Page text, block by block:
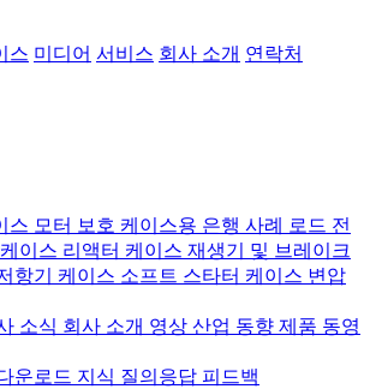
스 미디어 서비스 회사 소개 연락처
스 모터 보호 케이스용 은행 사례 로드 전
이스 리액터 케이스 재생기 및 브레이크
항기 케이스 소프트 스타터 케이스 변압
소식 회사 소개 영상 산업 동향 제품 동영
운로드 지식 질의응답 피드백